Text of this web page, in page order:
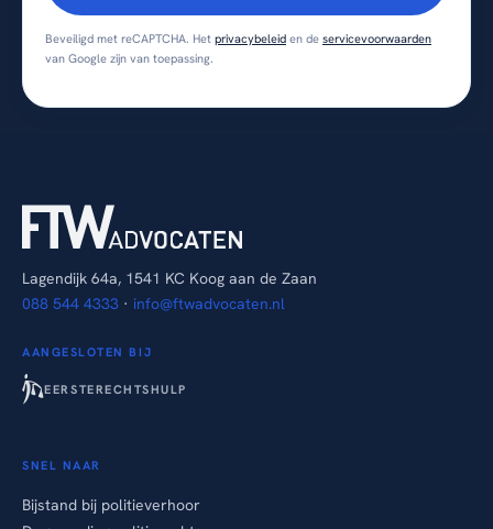
Beveiligd met reCAPTCHA. Het privacybeleid en de servicevoorwaarden
van Google zijn van toepassing.
Lagendijk 64a, 1541 KC Koog aan de Zaan
088 544 4333 · info@ftwadvocaten.nl
AANGESLOTEN BIJ
EERSTERECHTSHULP
SNEL NAAR
Bijstand bij politieverhoor